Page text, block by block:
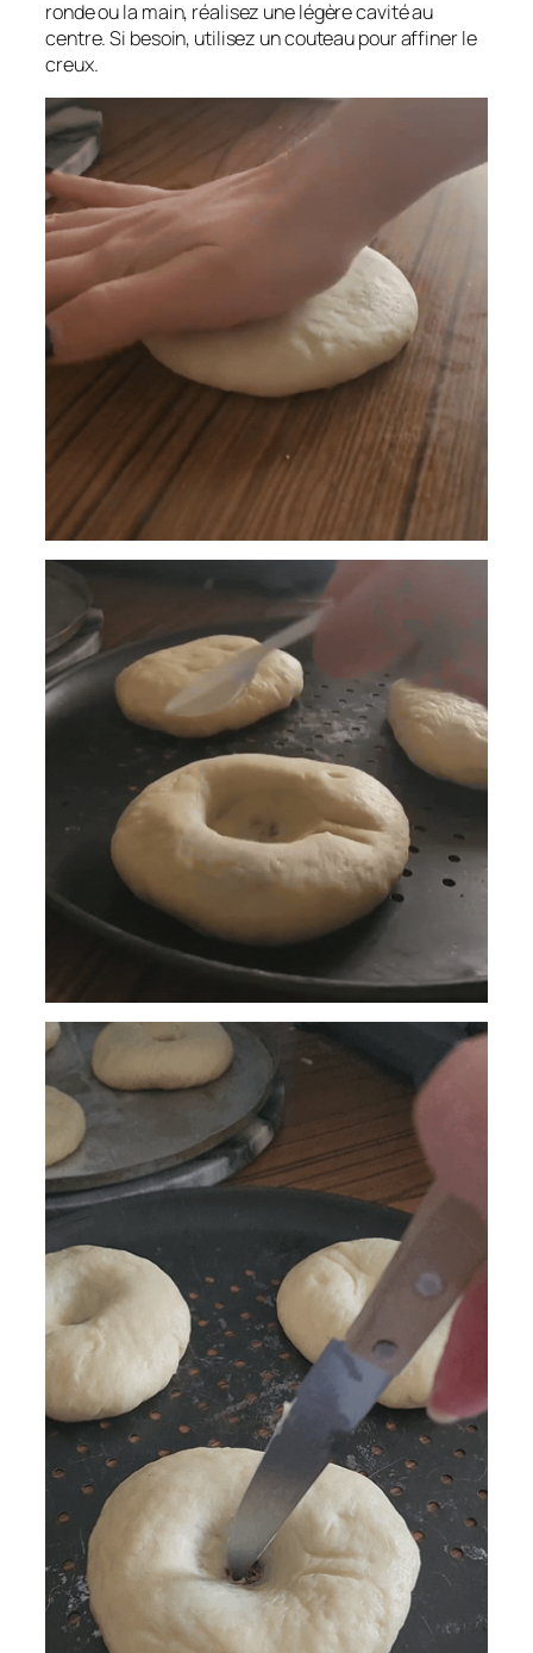
ronde ou la main, réalisez une légère cavité au
centre. Si besoin, utilisez un couteau pour affiner le
creux.